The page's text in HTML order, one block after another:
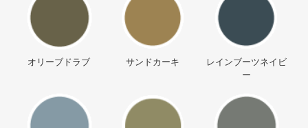
オリーブドラブ サンドカーキ
レインブーツネイビ
ー